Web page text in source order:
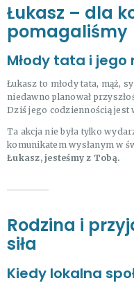
Łukasz – dla
pomagaliśmy
Młody tata i
Łukasz to młody tata, mąż,
niedawno planował
Dziś jego codziennością jest
Ta akcja nie była tylko
komunikatem wysłanym w
Łukasz, jesteśmy z Tobą.
Rodzina i
siła
Kiedy lokalna